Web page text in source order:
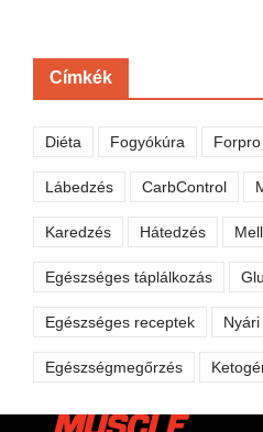
Címkék
Diéta Fogyókúra Forpro
Lábedzés CarbControl
Karedzés Hátedzés
Egészséges táplálkozás
Egészséges receptek
Egészségmegőrzés